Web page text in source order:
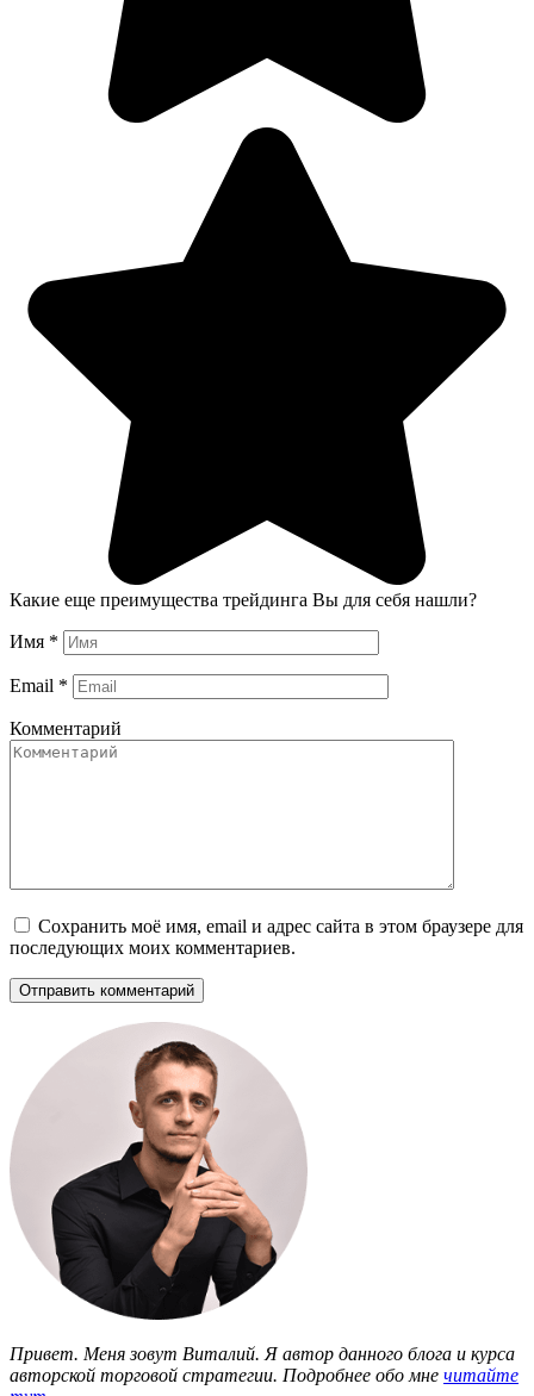
Какие еще преимущества трейдинга Вы для себя нашли?
Имя *
Email *
Комментарий
Сохранить моё имя, email и адрес сайта в этом браузере для
последующих моих комментариев.
Привет. Меня зовут Виталий. Я автор данного блога и курса
авторской торговой стратегии. Подробнее обо мне читайте